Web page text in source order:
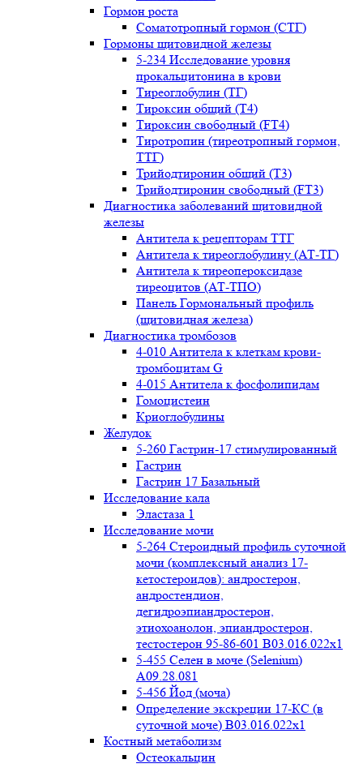
Гормон роста
Соматотропный гормон (СТГ)
Гормоны щитовидной железы
5-234 Исследование уровня
прокальцитонина в крови
Тиреоглобулин (ТГ)
Тироксин общий (Т4)
Тироксин свободный (FT4)
Тиротропин (тиреотропный гормон,
ТТГ)
Трийодтиронин общий (Т3)
Трийодтиронин свободный (FT3)
Диагностика заболеваний щитовидной
железы
Антитела к рецепторам ТТГ
Антитела к тиреоглобулину (АТ-ТГ)
Антитела к тиреопероксидазе
тиреоцитов (АТ-ТПО)
Панель Гормональный профиль
(щитовидная железа)
Диагностика тромбозов
4-010 Антитела к клеткам крови-
тромбоцитам G
4-015 Антитела к фосфолипидам
Гомоцистеин
Криоглобулины
Желудок
5-260 Гастрин-17 стимулированный
Гастрин
Гастрин 17 Базальный
Исследование кала
Эластаза 1
Исследование мочи
5-264 Стероидный профиль суточной
мочи (комплексный анализ 17-
кетостероидов): андростерон,
андростендион,
дегидроэпиандростерон,
этиохоанолон, эпиандростерон,
тестостерон 95-86-601 B03.016.022x1
5-455 Селен в моче (Selenium)
A09.28.081
5-456 Йод (моча)
Определение экскреции 17-КС (в
суточной моче) B03.016.022x1
Костный метаболизм
Остеокальцин